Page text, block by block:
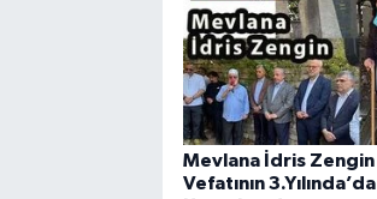
Mevlana İdris Zengin
Vefatının 3.Yılında’da